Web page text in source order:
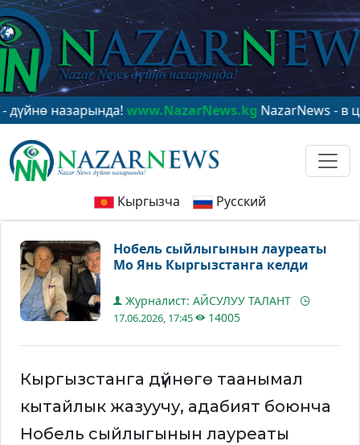
назарында!www.NazarNews.kgNazarNews - в центре
Кыргызча Русский
Нобель сыйлыгынын лауреаты
Мо Янь Кыргызстанга келди
Журналист: АЙСУЛУУ ТАЛАНТ
17.06.2026, 17:45 14005
Кыргызстанга дүйнөгө таанымал
кытайлык жазуучу, адабият боюнча
Нобель сыйлыгынын лауреаты